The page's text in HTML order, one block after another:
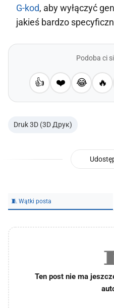
G-kod, aby wyłączyć
jakieś bardzo
Podoba ci
👍 ❤️ 😂 🔥
Druk 3D (3D Друк)
🧵 Wątki posta
Ten post nie ma